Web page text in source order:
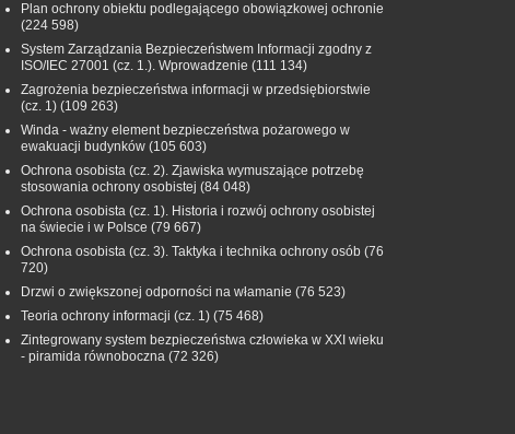
Plan ochrony obiektu podlegającego obowiązkowej ochronie
(224 598)
System Zarządzania Bezpieczeństwem Informacji zgodny z
ISO/IEC 27001 (cz. 1.). Wprowadzenie (111 134)
Zagrożenia bezpieczeństwa informacji w przedsiębiorstwie
(cz. 1) (109 263)
Winda - ważny element bezpieczeństwa pożarowego w
ewakuacji budynków (105 603)
Ochrona osobista (cz. 2). Zjawiska wymuszające potrzebę
stosowania ochrony osobistej (84 048)
Ochrona osobista (cz. 1). Historia i rozwój ochrony osobistej
na świecie i w Polsce (79 667)
Ochrona osobista (cz. 3). Taktyka i technika ochrony osób (76
720)
Drzwi o zwiększonej odporności na włamanie (76 523)
Teoria ochrony informacji (cz. 1) (75 468)
Zintegrowany system bezpieczeństwa człowieka w XXI wieku
- piramida równoboczna (72 326)